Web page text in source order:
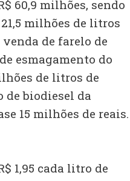
60,9 milhões, sendo
milhões de litros
de farelo de
esmagamento do
de litros de
de biodiesel da
15 milhões de reais.
1,95 cada litro de